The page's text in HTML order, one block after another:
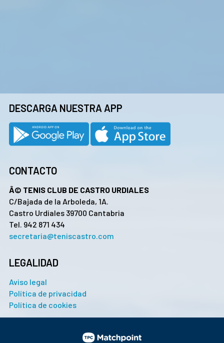
DESCARGA NUESTRA APP
CONTACTO
Â© TENIS CLUB DE CASTRO URDIALES
C/Bajada de la Arboleda, 1A.
Castro Urdiales 39700 Cantabria
Tel. 942 871 434
secretaria@teniscastro.com
LEGALIDAD
Aviso legal
Política de privacidad
Política de cookies